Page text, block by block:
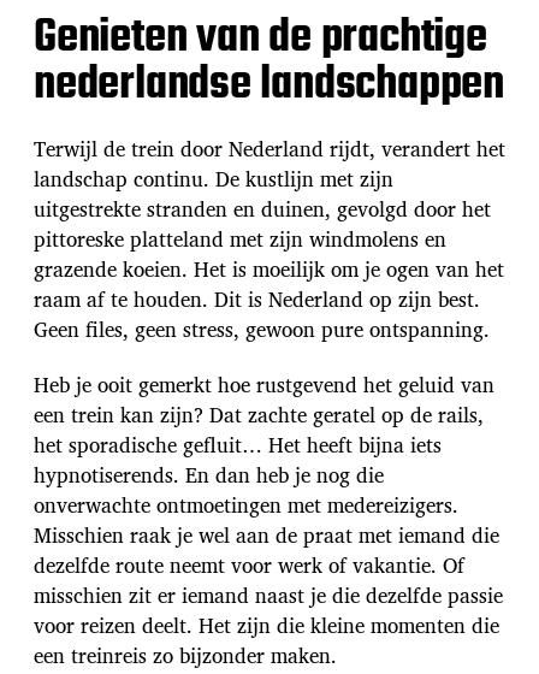
Genieten van de prachtige
nederlandse landschappen
Terwijl de trein door Nederland rijdt, verandert het
landschap continu. De kustlijn met zijn
uitgestrekte stranden en duinen, gevolgd door het
pittoreske platteland met zijn windmolens en
grazende koeien. Het is moeilijk om je ogen van het
raam af te houden. Dit is Nederland op zijn best.
Geen files, geen stress, gewoon pure ontspanning.
Heb je ooit gemerkt hoe rustgevend het geluid van
een trein kan zijn? Dat zachte geratel op de rails,
het sporadische gefluit… Het heeft bijna iets
hypnotiserends. En dan heb je nog die
onverwachte ontmoetingen met medereizigers.
Misschien raak je wel aan de praat met iemand die
dezelfde route neemt voor werk of vakantie. Of
misschien zit er iemand naast je die dezelfde passie
voor reizen deelt. Het zijn die kleine momenten die
een treinreis zo bijzonder maken.